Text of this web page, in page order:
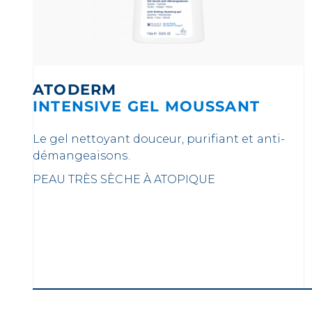
ATODERM
INTENSIVE GEL MOUSSANT
Le gel nettoyant douceur, purifiant et anti-
démangeaisons.
PEAU TRÈS SÈCHE À ATOPIQUE